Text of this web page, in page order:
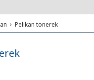
Pelikan tonerek